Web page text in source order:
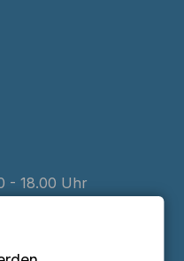
- 18.00 Uhr
- 16.00 Uhr